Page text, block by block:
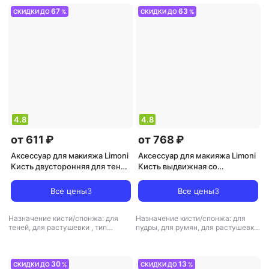
СКИДКИ ДО67 %
4.8
от 611 ₽
Аксессуар для макияжа Limoni
Кисть двусторонняя для теней
ProfessionalВсе цены3
Назначение кисти/спонжа: для
теней, для растушевки , тип
СКИДКИ ДО63 %
4.8
от 768 ₽
Аксессуар для макияжа Limoni
Кисть выдвижная со
румян № 30, коза / Professional
Все цены3
Назначение кисти/спонжа: для
пудры, для румян, для растушевки
СКИДКИ ДО 30 % СКИДКИ ДО13 %